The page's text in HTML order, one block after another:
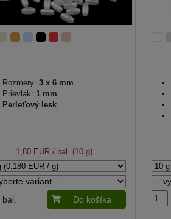
Rozmery: 3 x 6 mm
Prievlak: 1 mm
Perleťový lesk
1,80 EUR / bal. (10 g)
bal. Do košíka